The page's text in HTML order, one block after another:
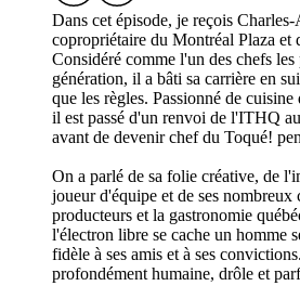
Dans cet épisode, je reçois
copropriétaire du Montréal Plaza et
Considéré comme l'un des chefs
génération, il a bâti sa carrière en
que les règles. Passionné de
il est passé d'un renvoi de l'ITHQ
avant de devenir chef du Toqué!
On a parlé de sa folie créative, de
joueur d'équipe et de ses nombreux
producteurs et la gastronomie
l'électron libre se cache un homme
fidèle à ses amis et à ses
profondément humaine, drôle et